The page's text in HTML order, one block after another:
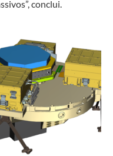
conclui.